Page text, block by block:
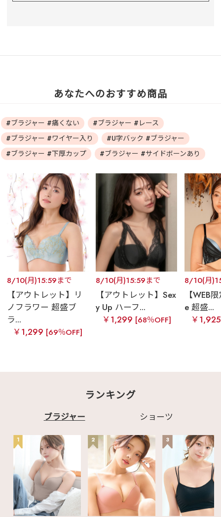
あなたへのおすすめ商品
#ブラジャー #痛くない
#ブラジャー #レース
#ブラジャー #ワイヤー入り
#U字バック #ブラジャー
#ブラジャー #下厚カップ
#ブラジャー #サイドボーンあり
8/10(月)15:59まで
【アウトレット】リ
ノフラワー 超盛ブ
ラ...
￥1,299 [69％OFF]
8/10(月)15:59まで
【アウトレット】Sex
y Up ハーフ...
￥1,299 [68％OFF]
8/10(月
【WEB
e 超盛...
￥
ランキング
ブラジャー ショーツ
1 2 3